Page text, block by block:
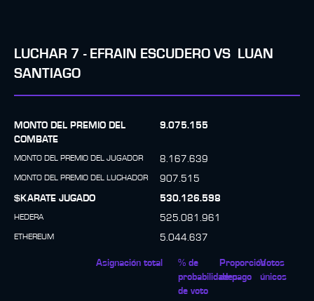
LUCHAR 7 - EFRAIN ESCUDERO VS
LUAN
SANTIAGO
MONTO DEL PREMIO DEL
COMBATE
9.075.155
MONTO DEL PREMIO DEL JUGADOR 8.167.639
MONTO DEL PREMIO DEL LUCHADOR
907.515
$KARATE JUGADO
530.126.598
HEDERA 525.081.961
ETHEREUM 5.044.637
Asignación total
% de
probabilidades
de voto
Proporción
de pago
Votos
únicos